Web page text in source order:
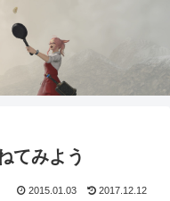
てみよう
2015.01.03 2017.12.12